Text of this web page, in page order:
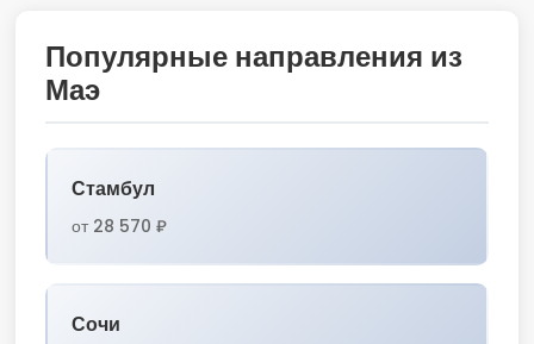
Популярные направления из
Маэ
Стамбул
от 28 570 ₽
Сочи